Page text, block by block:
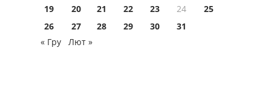
19
20 21 22 23 24
25
26
27 28 29 30
31
« Гру
Лют »